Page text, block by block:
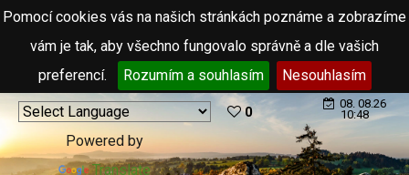
Pomocí cookies vás na našich stránkách poznáme a zobrazíme
vám je tak, aby všechno fungovalo správně a dle vašich
preferencí.
Rozumím a souhlasím Nesouhlasím
Powered by
Translate
0
08. 08.26
10:48